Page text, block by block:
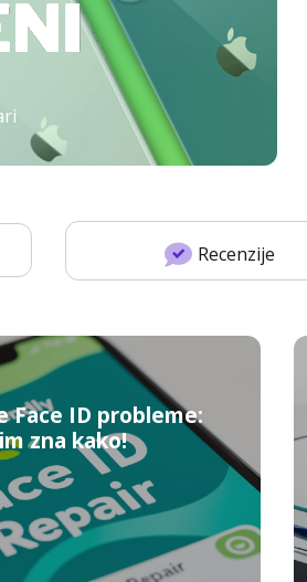
Recenzije
Face ID probleme:
zna kako!